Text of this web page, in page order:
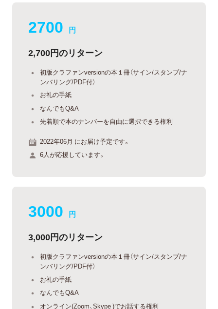
2700 円
2,700円のリターン
初版クラファンversionの本１冊（サイン/スタンプ/ナ
ンバリング/PDF付）
お礼の手紙
なんでもQ&A
先着順で本のナンバーを自由に選択できる権利
2022年06月 にお届け予定です。
6人が応援しています。
3000 円
3,000円のリターン
初版クラファンversionの本１冊（サイン/スタンプ/ナ
ンバリング/PDF付）
お礼の手紙
なんでもQ&A
オンライン(Zoom、Skype )でお話する権利